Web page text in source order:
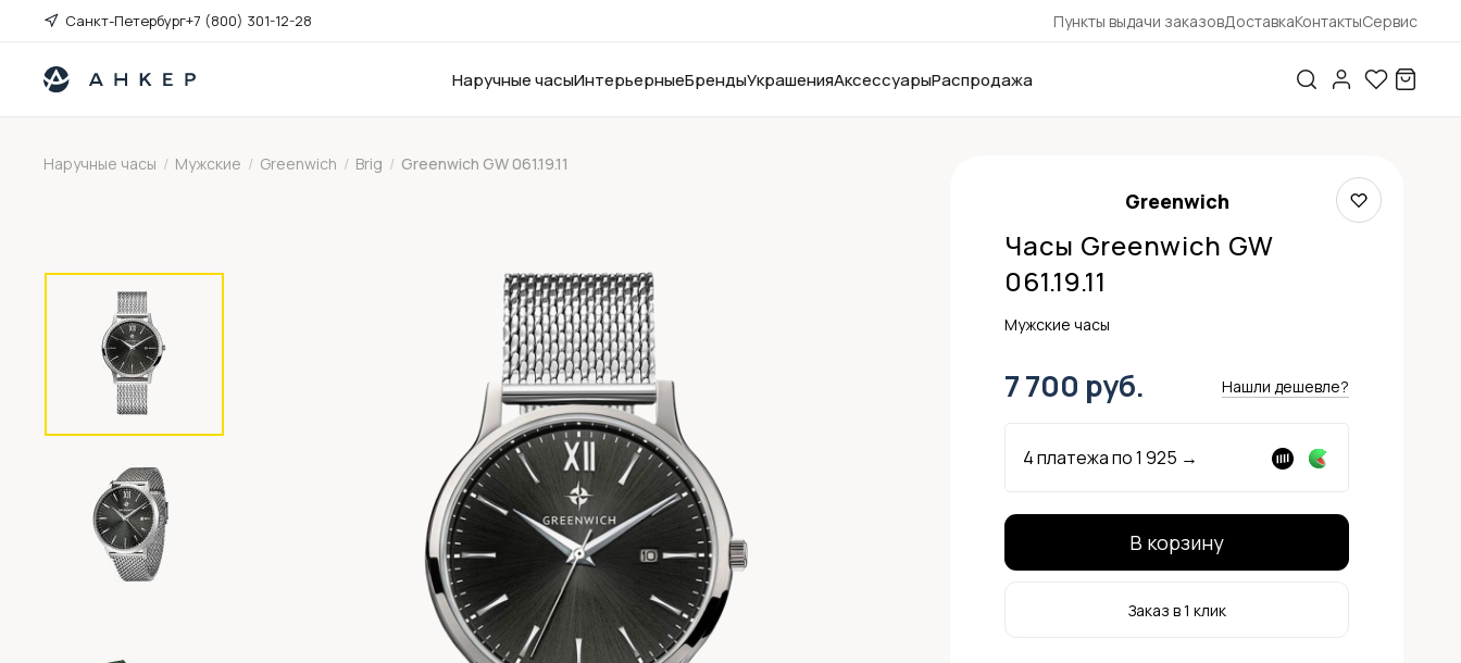
Санкт-Петербург+7 (800) 301-12-28 Пункты выдачи заказовДоставкаКонтактыСервис
Наручные часыИнтерьерныеБрендыУкрашенияАксессуарыРаспродажа
Наручные часы / Мужские / Greenwich / Brig / Greenwich GW 061.19.11
Greenwich
Часы Greenwich GW
061.19.11
Мужские часы
7 700 руб. Нашли дешевле?
4 платежа по1 925 →
В корзину
Заказ в 1 клик